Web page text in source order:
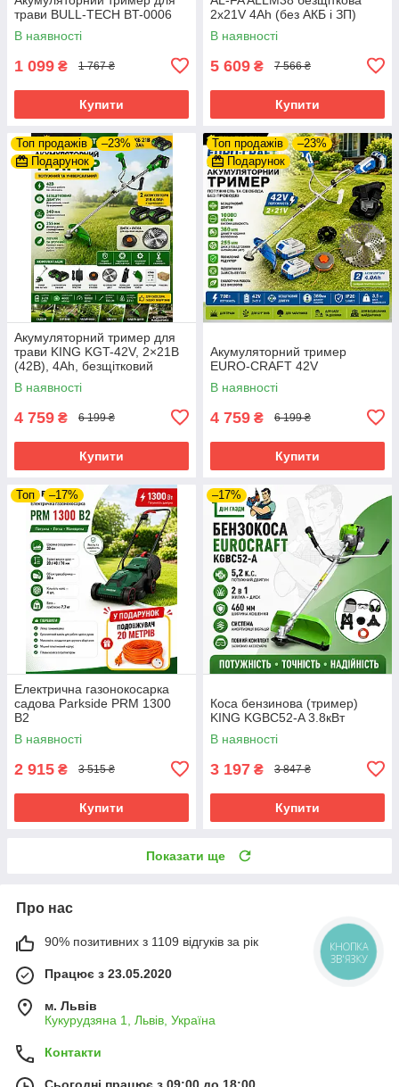
трави BULL-TECH BT-0006
В наявності
1 099 ₴ 1 767 ₴
Купити
2x21V 4Ah (без АКБ і ЗП)
В наявності
5 609 ₴ 7 566 ₴
Купити
Топ продажів
–23%
Подарунок
Акумуляторний тример для
трави KING KGT-42V, 2×21В
(42В), 4Ah, безщітковий
двигун, диск + котушка,
ремінь
В наявності
4 759 ₴ 6 199 ₴
Купити
Топ продажів
–23%
Подарунок
Акумуляторний тример
EURO-CRAFT 42V
В наявності
4 759 ₴ 6 199 ₴
Купити
Топ –17%
Електрична газонокосарка
садова Parkside PRM 1300
B2
В наявності
2 915 ₴ 3 515 ₴
Купити
–17%
Коса бензинова (тример)
KING KGBC52-A 3.8кВт
В наявності
3 197 ₴ 3 847 ₴
Купити
Показати ще
Про нас
90% позитивних з 1109 відгуків за рік
Працює з 23.05.2020
м. Львів
Кукурудзяна 1, Львів, Україна
Контакти
КНОПКА
ЗВ'ЯЗКУ